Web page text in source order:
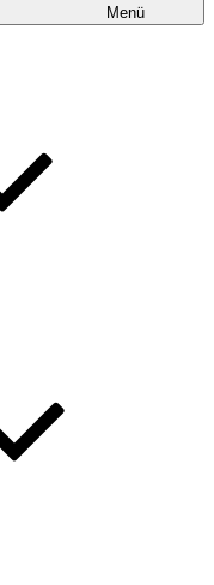
Menü